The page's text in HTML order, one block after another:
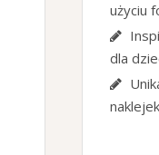
użyciu
dla